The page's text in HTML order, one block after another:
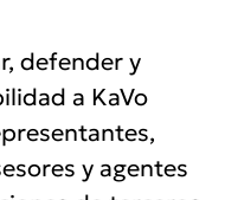
defender y
a KaVo
y agentes